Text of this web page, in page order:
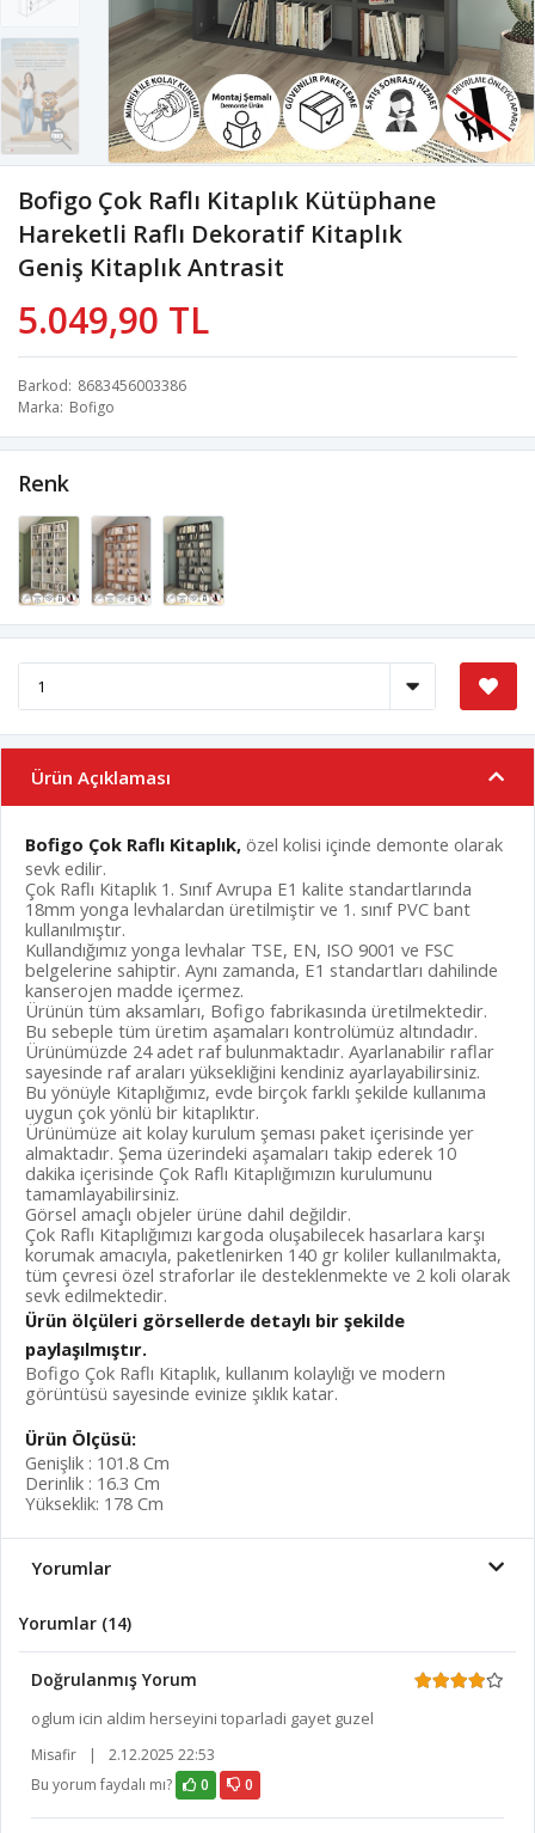
Bofigo Çok Raflı Kitaplık Kütüphane
Hareketli Raflı Dekoratif Kitaplık
Geniş Kitaplık Antrasit
5.049,90 TL
Barkod 8683456003386
Marka Bofigo
Renk
Ürün Açıklaması
Bofigo Çok Raflı Kitaplık, özel kolisi içinde demonte olarak
sevk edilir.
Çok Raflı Kitaplık 1. Sınıf Avrupa E1 kalite standartlarında
18mm yonga levhalardan üretilmiştir ve 1. sınıf PVC bant
kullanılmıştır.
Kullandığımız yonga levhalar TSE, EN, ISO 9001 ve FSC
belgelerine sahiptir. Aynı zamanda, E1 standartları dahilinde
kanserojen madde içermez.
Ürünün tüm aksamları, Bofigo fabrikasında üretilmektedir.
Bu sebeple tüm üretim aşamaları kontrolümüz altındadır.
Ürünümüzde 24 adet raf bulunmaktadır. Ayarlanabilir raflar
sayesinde raf araları yüksekliğini kendiniz ayarlayabilirsiniz.
Bu yönüyle Kitaplığımız, evde birçok farklı şekilde kullanıma
uygun çok yönlü bir kitaplıktır.
Ürünümüze ait kolay kurulum şeması paket içerisinde yer
almaktadır. Şema üzerindeki aşamaları takip ederek 10
dakika içerisinde Çok Raflı Kitaplığımızın kurulumunu
tamamlayabilirsiniz.
Görsel amaçlı objeler ürüne dahil değildir.
Çok Raflı Kitaplığımızı kargoda oluşabilecek hasarlara karşı
korumak amacıyla, paketlenirken 140 gr koliler kullanılmakta,
tüm çevresi özel straforlar ile desteklenmekte ve 2 koli olarak
sevk edilmektedir.
Ürün ölçüleri görsellerde detaylı bir şekilde
paylaşılmıştır.
Bofigo Çok Raflı Kitaplık, kullanım kolaylığı ve modern
görüntüsü sayesinde evinize şıklık katar.
Ürün Ölçüsü:
Genişlik : 101.8 Cm
Derinlik : 16.3 Cm
Yükseklik: 178 Cm
Yorumlar
Yorumlar (14)
Doğrulanmış Yorum
oglum icin aldim herseyini toparladi gayet guzel
Misafir |
2.12.2025 22:53
Bu yorum faydalı mı?
0 0